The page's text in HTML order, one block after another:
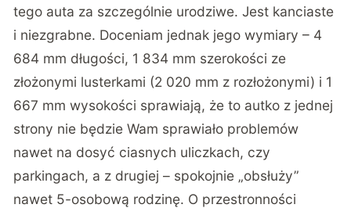
tego auta za szczególnie urodziwe. Jest kanciaste
i niezgrabne. Doceniam jednak jego wymiary – 4
684 mm długości, 1 834 mm szerokości ze
złożonymi lusterkami (2 020 mm z rozłożonymi) i 1
667 mm wysokości sprawiają, że to autko z jednej
strony nie będzie Wam sprawiało problemów
nawet na dosyć ciasnych uliczkach, czy
parkingach, a z drugiej – spokojnie „obsłuży”
nawet 5-osobową rodzinę. O przestronności